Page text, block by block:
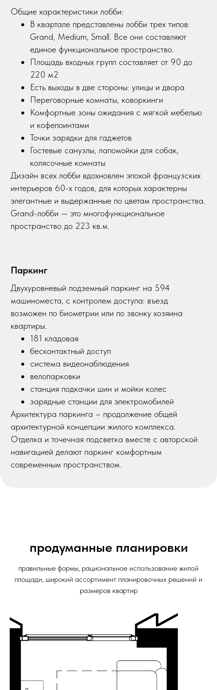
Общие характеристики лобби:
В квартале представлены лобби трех типов:
Grand, Medium, Small. Все они составляют
единое функциональное пространство.
Площадь входных групп составляет от 90 до
220 м2
Есть выходы в две стороны: улицы и двора
Переговорные комнаты, коворкинги
Комфортные зоны ожидания с мягкой мебелью
и кофепоинтами
Точки зарядки для гаджетов
Гостевые санузлы, лапомойки для собак,
колясочные комнаты
Дизайн всех лобби вдохновлен эпохой французских
интерьеров 60-х годов, для которых характерны
элегантные и выдержанные по цветам пространства.
Grand-лобби — это многофункциональное
пространство до 223 кв.м.
Паркинг
Двухуровневый подземный паркинг на 594
машиноместа, с контролем доступа: въезд
возможен по биометрии или по звонку хозяина
квартиры.
181 кладовая
бесконтактный доступ
система видеонаблюдения
велопарковки
станция подкачки шин и мойки колес
зарядные станции для электромобилей
Архитектура паркинга – продолжение общей
архитектурной концепции жилого комплекса.
Отделка и точечная подсветка вместе с авторской
навигацией делают паркинг комфортным
современным пространством.
продуманные планировки
правильные формы, рациональное использование жилой
площади, широкий ассортимент планировочных решений и
размеров квартир